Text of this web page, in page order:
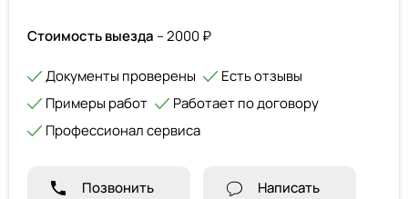
Стоимость выезда – 2000 ₽
Документы проверены
Есть отзывы
Примеры работ
Работает по договору
Профессионал сервиса
Позвонить Написать